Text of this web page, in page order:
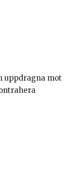
uppdragna mot